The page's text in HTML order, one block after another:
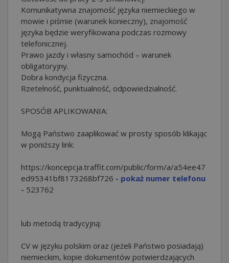
Komunikatywna znajomość języka niemieckiego w
mowie i piśmie (warunek konieczny), znajomość
języka będzie weryfikowana podczas rozmowy
telefonicznej.
Prawo jazdy i własny samochód – warunek
obligatoryjny.
Dobra kondycja fizyczna.
Rzetelność, punktualność, odpowiedzialność.
SPOSÓB APLIKOWANIA:
Mogą Państwo zaaplikować w prosty sposób klikając
w poniższy link:
https://koncepcja.traffit.com/public/form/a/a54ee47
ed95341bf8173268bf726 - pokaż numer telefonu
- 523762
lub metodą tradycyjną:
CV w języku polskim oraz (jeżeli Państwo posiadają)
niemieckim, kopie dokumentów potwierdzających